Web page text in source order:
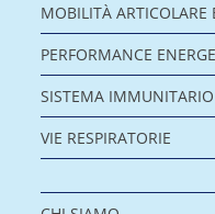
MOBILITÀ ARTICOLARE
PERFORMANCE
SISTEMA IMMUNITARIO
VIE RESPIRATORIE